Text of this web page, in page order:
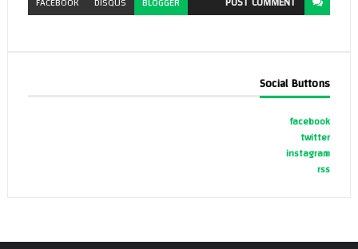
Social Buttons
facebook
twitter
instagram
rss